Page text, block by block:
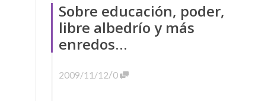
Sobre educación, poder,
libre albedrío y más
enredos…
2009/11/12/0